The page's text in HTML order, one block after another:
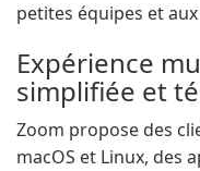
petites équipes et
Expérience
simplifiée et
Zoom propose des
macOS et Linux, des